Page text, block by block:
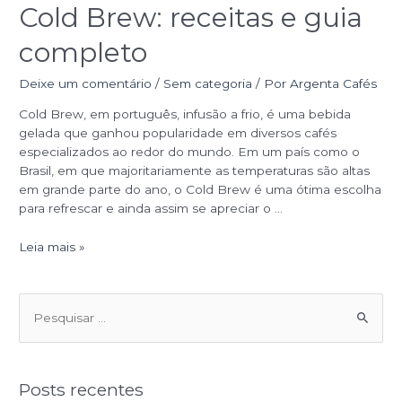
Cold Brew: receitas e guia
completo
Deixe um comentário / Sem categoria / PorArgenta Cafés
Cold Brew, em português, infusão a frio, é uma bebida
gelada que ganhou popularidade em diversos cafés
especializados ao redor do mundo. Em um país como o
Brasil, em que majoritariamente as temperaturas são altas
em grande parte do ano, o Cold Brew é uma ótima escolha
para refrescar e ainda assim se apreciar o …
Leia mais »
e
q
Posts recentes